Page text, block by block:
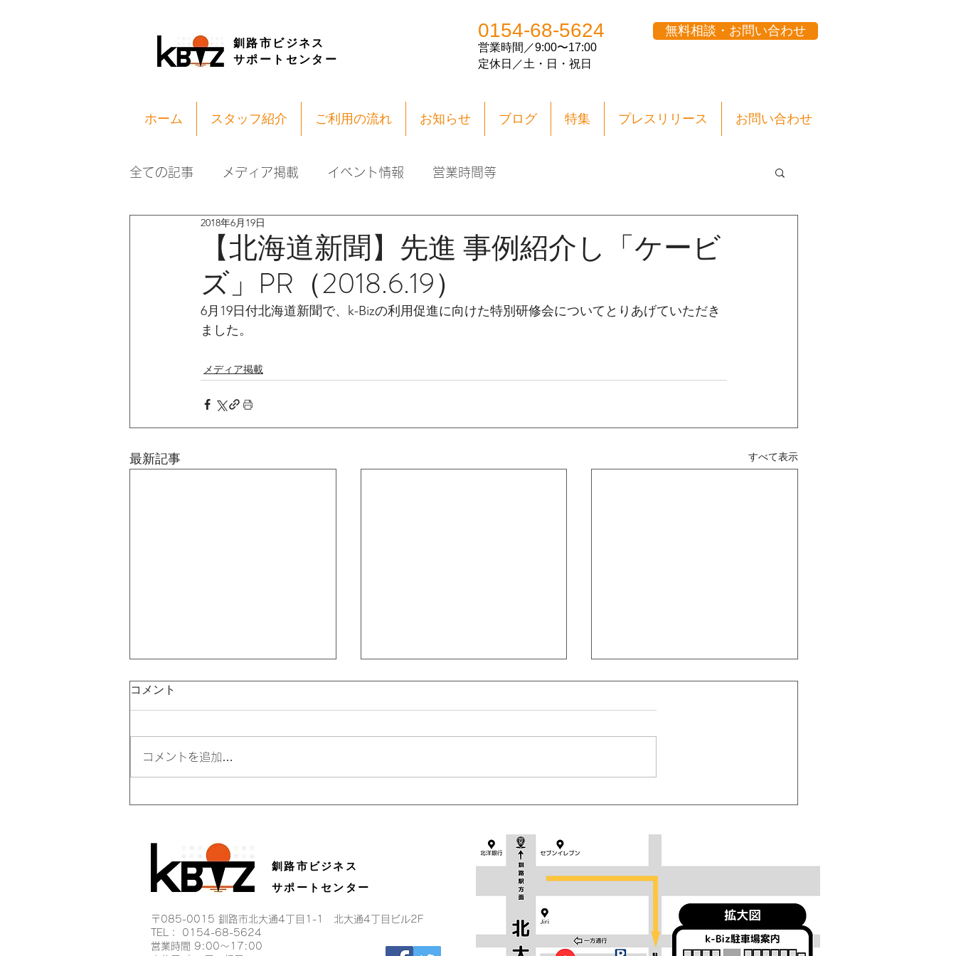
釧路市ビジネス
サポートセンター
0154-68-5624
営業時間／9:00〜17:00
​定休日／土・日・祝日
無料相談・お問い合わせ
ホーム スタッフ紹介 ご利用の流れ お知らせ ブログ 特集 プレスリリース お問い合わせ
全ての記事 メディア掲載 イベント情報 営業時間等
【北海道新聞】先進 事例紹介し「ケービ
ズ」PR（2018.6.19）
2018年6月19日
6月19日付北海道新聞で、k-Bizの利用促進に向けた特別研修会についてとりあげていただき
ました。
メディア掲載
最新記事 すべて表示
田辺副センター長がNHK北海
全国Bizネットワークについて
読売新聞さんにご取材いただ
コメント
コメントを追加…
釧路市ビジネス
サポートセンター
〒085-0015 釧路市北大通4丁目1-1 北大通4丁目ビル2F
TEL： 0154-68-5624
営業時間 9:00〜17:00​